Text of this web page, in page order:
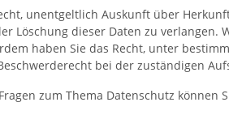
unentgeltlich Auskunft über
Löschung dieser Daten zu
haben Sie das Recht, unter
bei der zuständigen
zum Thema Datenschutz können